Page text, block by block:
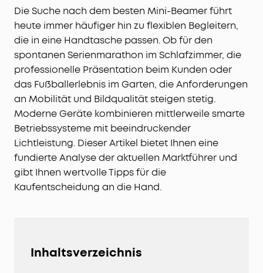
Die Suche nach dem besten Mini-Beamer führt
heute immer häufiger hin zu flexiblen Begleitern,
die in eine Handtasche passen. Ob für den
spontanen Serienmarathon im Schlafzimmer, die
professionelle Präsentation beim Kunden oder
das Fußballerlebnis im Garten, die Anforderungen
an Mobilität und Bildqualität steigen stetig.
Moderne Geräte kombinieren mittlerweile smarte
Betriebssysteme mit beeindruckender
Lichtleistung. Dieser Artikel bietet Ihnen eine
fundierte Analyse der aktuellen Marktführer und
gibt Ihnen wertvolle Tipps für die
Kaufentscheidung an die Hand.
Inhaltsverzeichnis